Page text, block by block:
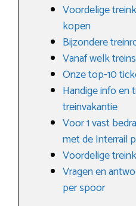
Voordelige
kopen
Bijzondere
Vanaf welk
Onze top-10
Handige info en
treinvakantie
Voor 1 vast
met de Interrail
Voordelige
Vragen en
per spoor